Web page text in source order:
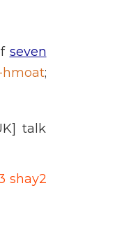
seven
hmoat;
talk
shay2